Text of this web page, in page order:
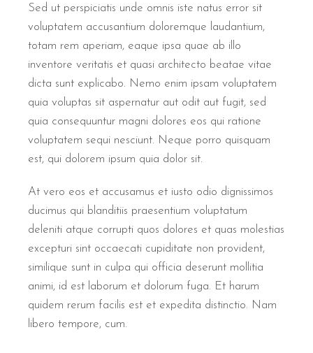
Sed ut perspiciatis unde omnis iste natus error sit
voluptatem accusantium doloremque laudantium,
totam rem aperiam, eaque ipsa quae ab illo
inventore veritatis et quasi architecto beatae vitae
dicta sunt explicabo. Nemo enim ipsam voluptatem
quia voluptas sit aspernatur aut odit aut fugit, sed
quia consequuntur magni dolores eos qui ratione
voluptatem sequi nesciunt. Neque porro quisquam
est, qui dolorem ipsum quia dolor sit.
At vero eos et accusamus et iusto odio dignissimos
ducimus qui blanditiis praesentium voluptatum
deleniti atque corrupti quos dolores et quas molestias
excepturi sint occaecati cupiditate non provident,
similique sunt in culpa qui officia deserunt mollitia
animi, id est laborum et dolorum fuga. Et harum
quidem rerum facilis est et expedita distinctio. Nam
libero tempore, cum.